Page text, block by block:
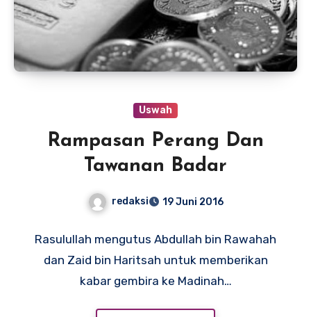
Uswah
Rampasan Perang Dan
Tawanan Badar
redaksi 19 Juni 2016
Rasulullah mengutus Abdullah bin Rawahah
dan Zaid bin Haritsah untuk memberikan
kabar gembira ke Madinah…